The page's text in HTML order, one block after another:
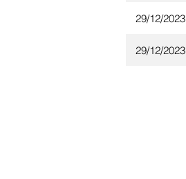
29/12/2023
29/12/2023